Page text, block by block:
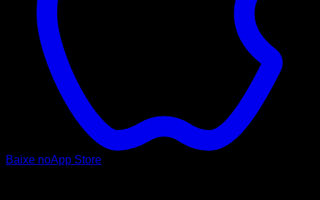
Baixe noApp Store